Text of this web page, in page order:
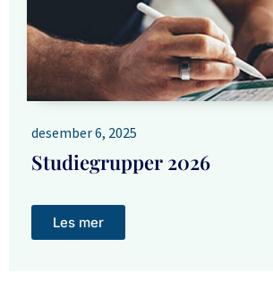
desember 6, 2025
Studiegrupper 2026
Les mer